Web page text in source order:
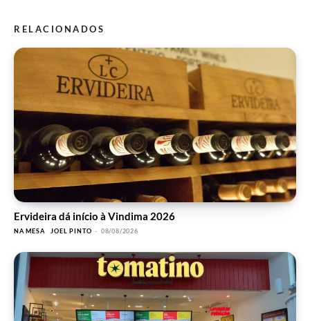
RELACIONADOS
Ervideira dá início à Vindima 2026
NA MESA JOEL PINTO - 08/08/2026